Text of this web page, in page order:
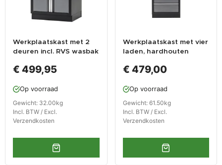
Werkplaatskast met 2
deuren incl. RVS wasbak
cm
€ 499,95
Op voorraad
Gewicht: 32.00kg
Incl. BTW / Excl.
Verzendkosten
Werkplaatskast met vier
laden, hardhouten
gereedschapsbord - 68
€ 479,00
Op voorraad
Gewicht: 61.50kg
Incl. BTW / Excl.
Verzendkosten